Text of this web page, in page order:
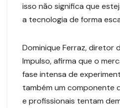
isso não significa que
a tecnologia de forma
Dominique Ferraz, diretor
Impulso, afirma que o
fase intensa de
também um componente
e profissionais tentam